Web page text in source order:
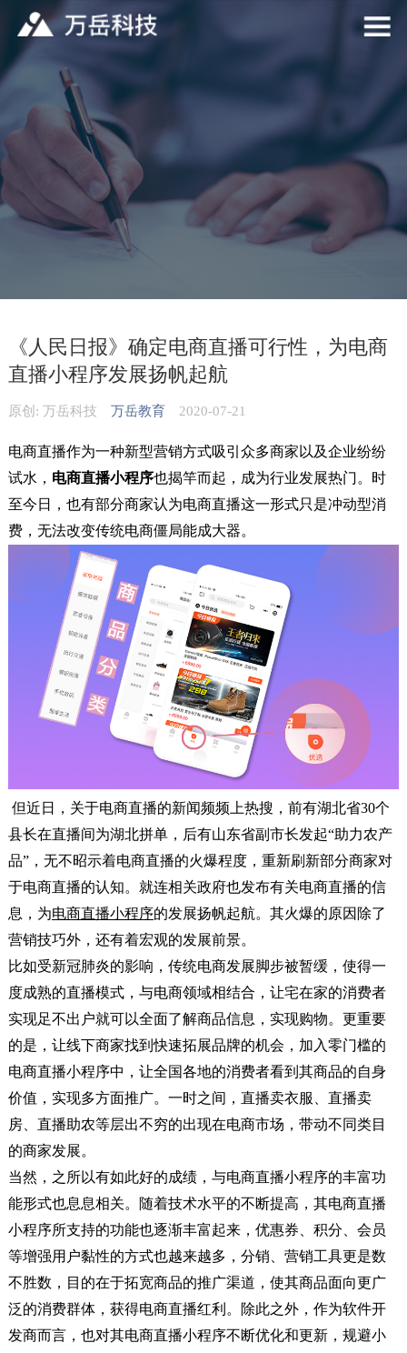
《人民日报》确定电商直播可行性，为电商
直播小程序发展扬帆起航
原创: 万岳科技 万岳教育2020-07-21
电商直播作为一种新型营销方式吸引众多商家以及企业纷纷
试水， 电商直播小程序也揭竿而起，成为行业发展热门。时
至今日，也有部分商家认为电商直播这一形式只是冲动型消
费，无法改变传统电商僵局能成大器。
但近日，关于电商直播的新闻频频上热搜，前有湖北省30个
县长在直播间为湖北拼单，后有山东省副市长发起“助力农产
品”，无不昭示着电商直播的火爆程度，重新刷新部分商家对
于电商直播的认知。就连相关政府也发布有关电商直播的信
息，为电商直播小程序的发展扬帆起航。其火爆的原因除了
营销技巧外，还有着宏观的发展前景。
比如受新冠肺炎的影响，传统电商发展脚步被暂缓，使得一
度成熟的直播模式，与电商领域相结合，让宅在家的消费者
实现足不出户就可以全面了解商品信息，实现购物。更重要
的是，让线下商家找到快速拓展品牌的机会，加入零门槛的
电商直播小程序中，让全国各地的消费者看到其商品的自身
价值，实现多方面推广。一时之间，直播卖衣服、直播卖
房、直播助农等层出不穷的出现在电商市场，带动不同类目
的商家发展。
当然，之所以有如此好的成绩，与电商直播小程序的丰富功
能形式也息息相关。随着技术水平的不断提高，其电商直播
小程序所支持的功能也逐渐丰富起来，优惠券、积分、会员
等增强用户黏性的方式也越来越多，分销、营销工具更是数
不胜数，目的在于拓宽商品的推广渠道，使其商品面向更广
泛的消费群体，获得电商直播红利。除此之外，作为软件开
发商而言，也对其电商直播小程序不断优化和更新，规避小